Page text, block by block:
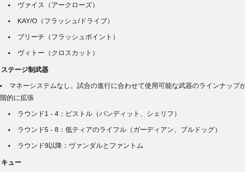
ヴァイス（アークローズ）
KAY/O（フラッシュ/ドライブ）
ブリーチ（フラッシュポイント）
ヴィトー（クロスカット）
ステージ制武器
マネーシステムなし。試合の進行に合わせて使用可能な武器のラインナップ
階的に拡張
ラウンド1 - 4：ピストル（バンディット、シェリフ）
ラウンド5 - 8：低ティアのライフル（ガーディアン、ブルドッグ）
ラウンド9以降：ヴァンダルとファントム
キュー